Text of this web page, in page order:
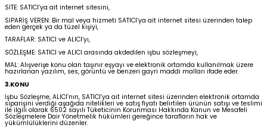
SİTE: SATICI’ya ait internet sitesini,
SİPARİŞ VEREN: Bir mal veya hizmeti SATICI’ya ait internet sitesi üzerinden talep
eden gerçek ya da tüzel kişiyi,
TARAFLAR: SATICI ve ALICI’yı,
SÖZLEŞME: SATICI ve ALICI arasında akdedilen işbu sözleşmeyi,
MAL: Alışverişe konu olan taşınır eşyayı ve elektronik ortamda kullanılmak üzere
hazırlanan yazılım, ses, görüntü ve benzeri gayri maddi malları ifade eder.
3.KONU
İşbu Sözleşme, ALICI’nın, SATICI’ya ait internet sitesi üzerinden elektronik ortamda
siparişini verdiği aşağıda nitelikleri ve satış fiyatı belirtilen ürünün satışı ve teslimi
ile ilgili olarak 6502 sayılı Tüketicinin Korunması Hakkında Kanun ve Mesafeli
Sözleşmelere Dair Yönetmelik hükümleri gereğince tarafların hak ve
yükümlülüklerini düzenler.